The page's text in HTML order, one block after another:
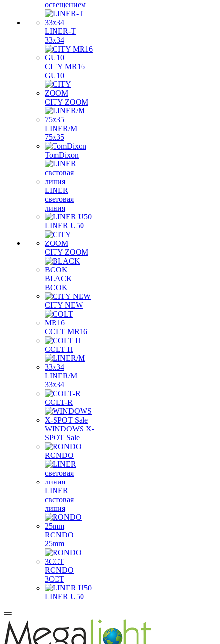
освещением
LINER-T
33x34
CITY MR16
GU10
CITY ZOOM
LINER/M
75х35
TomDixon
LINER
световая
линия
LINER U50
CITY ZOOM
BLACK
BOOK
CITY NEW
COLT MR16
COLT П
LINER/М
33х34
COLT-R
WINDOWS X-
SPOT Sale
RONDO
LINER
световая
линия
RONDO
25mm
RONDO
3CCT
LINER U50